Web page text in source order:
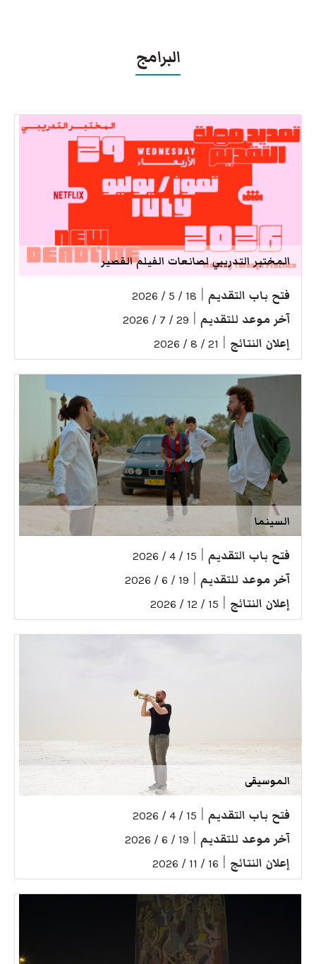
البرامج
المختبر التدريبي لصانعات الفيلم القصير
فتح باب التقديم 18 / 5 / 2026
آخر موعد للتقديم 29 / 7 / 2026
إعلان النتائج 21 / 8 / 2026
السينما
فتح باب التقديم 15 / 4 / 2026
آخر موعد للتقديم 19 / 6 / 2026
إعلان النتائج 15 / 12 / 2026
الموسيقى
فتح باب التقديم 15 / 4 / 2026
آخر موعد للتقديم 19 / 6 / 2026
إعلان النتائج 16 / 11 / 2026